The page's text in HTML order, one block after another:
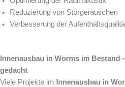
Reduzierung von Störgeräuschen
Verbesserung der
Innenausbau in Worms im Bestand
gedacht
Viele Projekte im
Innenausbau in